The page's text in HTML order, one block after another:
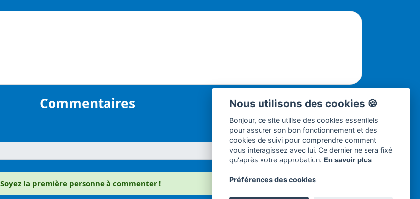
Commentaires
Soyez la première personne à commenter !
Nous utilisons des cookies 🍪
Bonjour, ce site utilise des cookies essentiels
pour assurer son bon fonctionnement et des
cookies de suivi pour comprendre comment
vous interagissez avec lui. Ce dernier ne sera fixé
qu'après votre approbation. En savoir plus
Préférences des cookies